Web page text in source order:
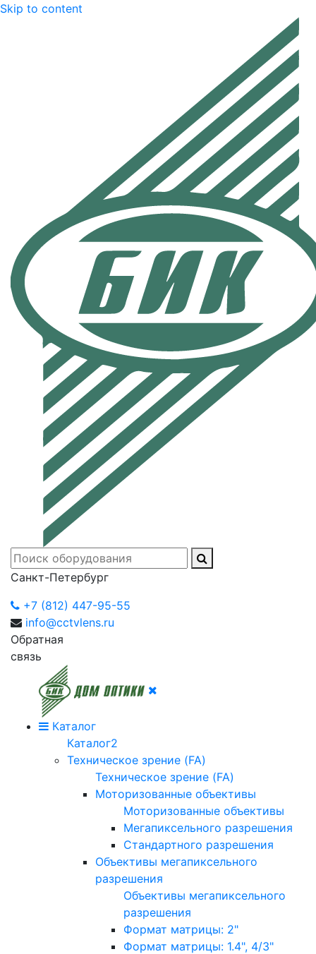
Skip to content
Санкт-Петербург
+7 (812) 447-95-55
info@cctvlens.ru
Обратная
связь
Каталог
Каталог2
Техническое зрение (FA)
Техническое зрение (FA)
Моторизованные объективы
Моторизованные объективы
Мегапиксельного разрешения
Стандартного разрешения
Объективы мегапиксельного
разрешения
Объективы мегапиксельного
разрешения
Формат матрицы: 2"
Формат матрицы: 1.4", 4/3"